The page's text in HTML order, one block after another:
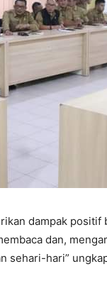
dampak positif
dan,
sehari-hari”